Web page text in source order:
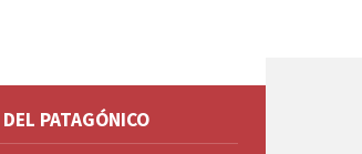
PATAGÓNICO